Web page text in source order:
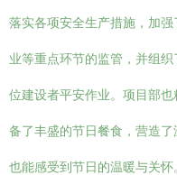
落实各项安全生产措施，加
业等重点环节的监管，并组
位建设者平安作业。项目部
备了丰盛的节日餐食，营造
也能感受到节日的温暖与关怀